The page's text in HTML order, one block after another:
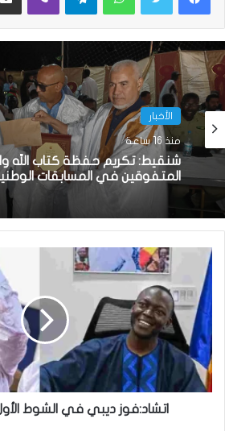
الأخبار
منذ 16 ساعة
شنقيط: تكريم حفظة كتاب الله
المتفوقين في المسابقات
الأخبار
منذ 19 ساعة
السيدة الأولى تكرم المتفوقين
اتشاد:فوز ديبي في الشوط الأول